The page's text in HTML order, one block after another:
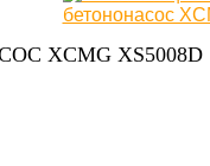
XCMG XS5008D